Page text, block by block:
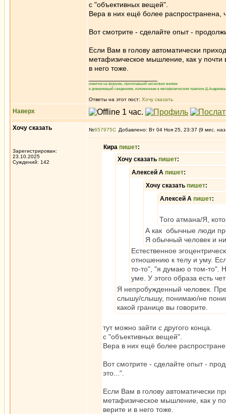
с "объективных вещей".
Вера в них ещё более распространена,
Вот смотрите - сделайте опыт -
Если Вам в голову автоматически
метафизическое мышление, как у почти
в него тоже.
новичок на форуме, прочитавший несколько книжек
и доверяющий сведениям, изложенным в метафизическом трактате
Ответы на этот пост: Хочу сказать
Наверх
Хочу сказать
Зарегистрирован:
23.10.2025
Суждений: 142
№657975 Добавлено: Вт 04 Ноя 25, 23:37 (9 мес.
Кира пишет:
Хочу сказать пишет:
Алексей А пишет:
Хочу сказать пишет:
Алексей А пишет:
Того атмана/Я,
А как обычные люди
Я обычный человек и
Естественное
отношению к телу и уму.
то-то", "я думаю о том-то".
уме. У этого образа есть
Я непробужденный человек.
слышу/слышу, понимаю/не
какой границе вы говорите.
тут можно зайти с другого конца.
с "объективных вещей".
Вера в них ещё более
Вот смотрите - сделайте опыт -
это...".
Если Вам в голову автоматически
метафизическое мышление, как у
верите и в него тоже.